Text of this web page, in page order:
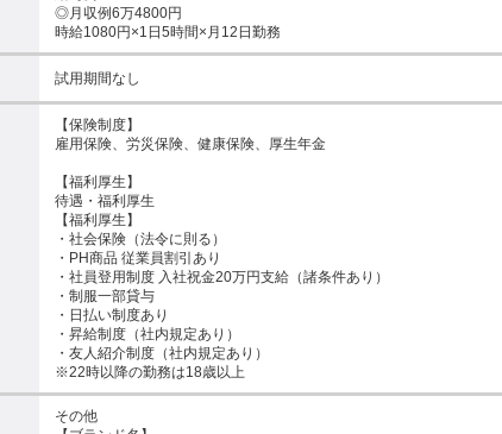
◎月収例6万4800円
時給1080円×1日5時間×月12日勤務
試用期間なし
【保険制度】
雇用保険、労災保険、健康保険、厚生年金
【福利厚生】
待遇・福利厚生
【福利厚生】
・社会保険（法令に則る）
・PH商品 従業員割引あり
・社員登用制度 入社祝金20万円支給（諸条件あり）
・制服一部貸与
・日払い制度あり
・昇給制度（社内規定あり）
・友人紹介制度（社内規定あり）
※22時以降の勤務は18歳以上
その他